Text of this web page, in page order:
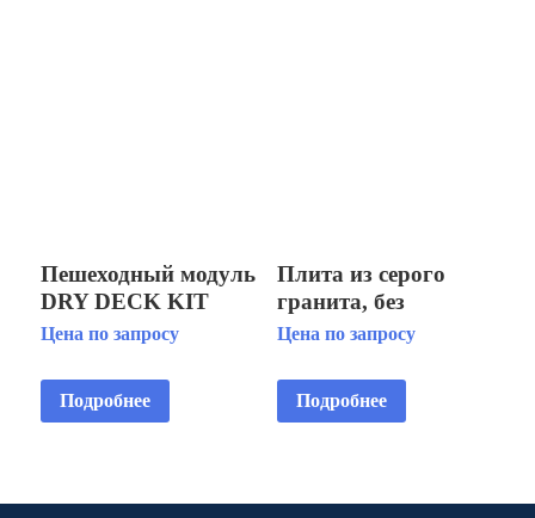
Пешеходный модуль
DRY DECK KIT
FPK-3000
Цена по запросу
Подробнее
Плита из серого
гранита, без
отверстий,
Цена по запросу
Подробнее